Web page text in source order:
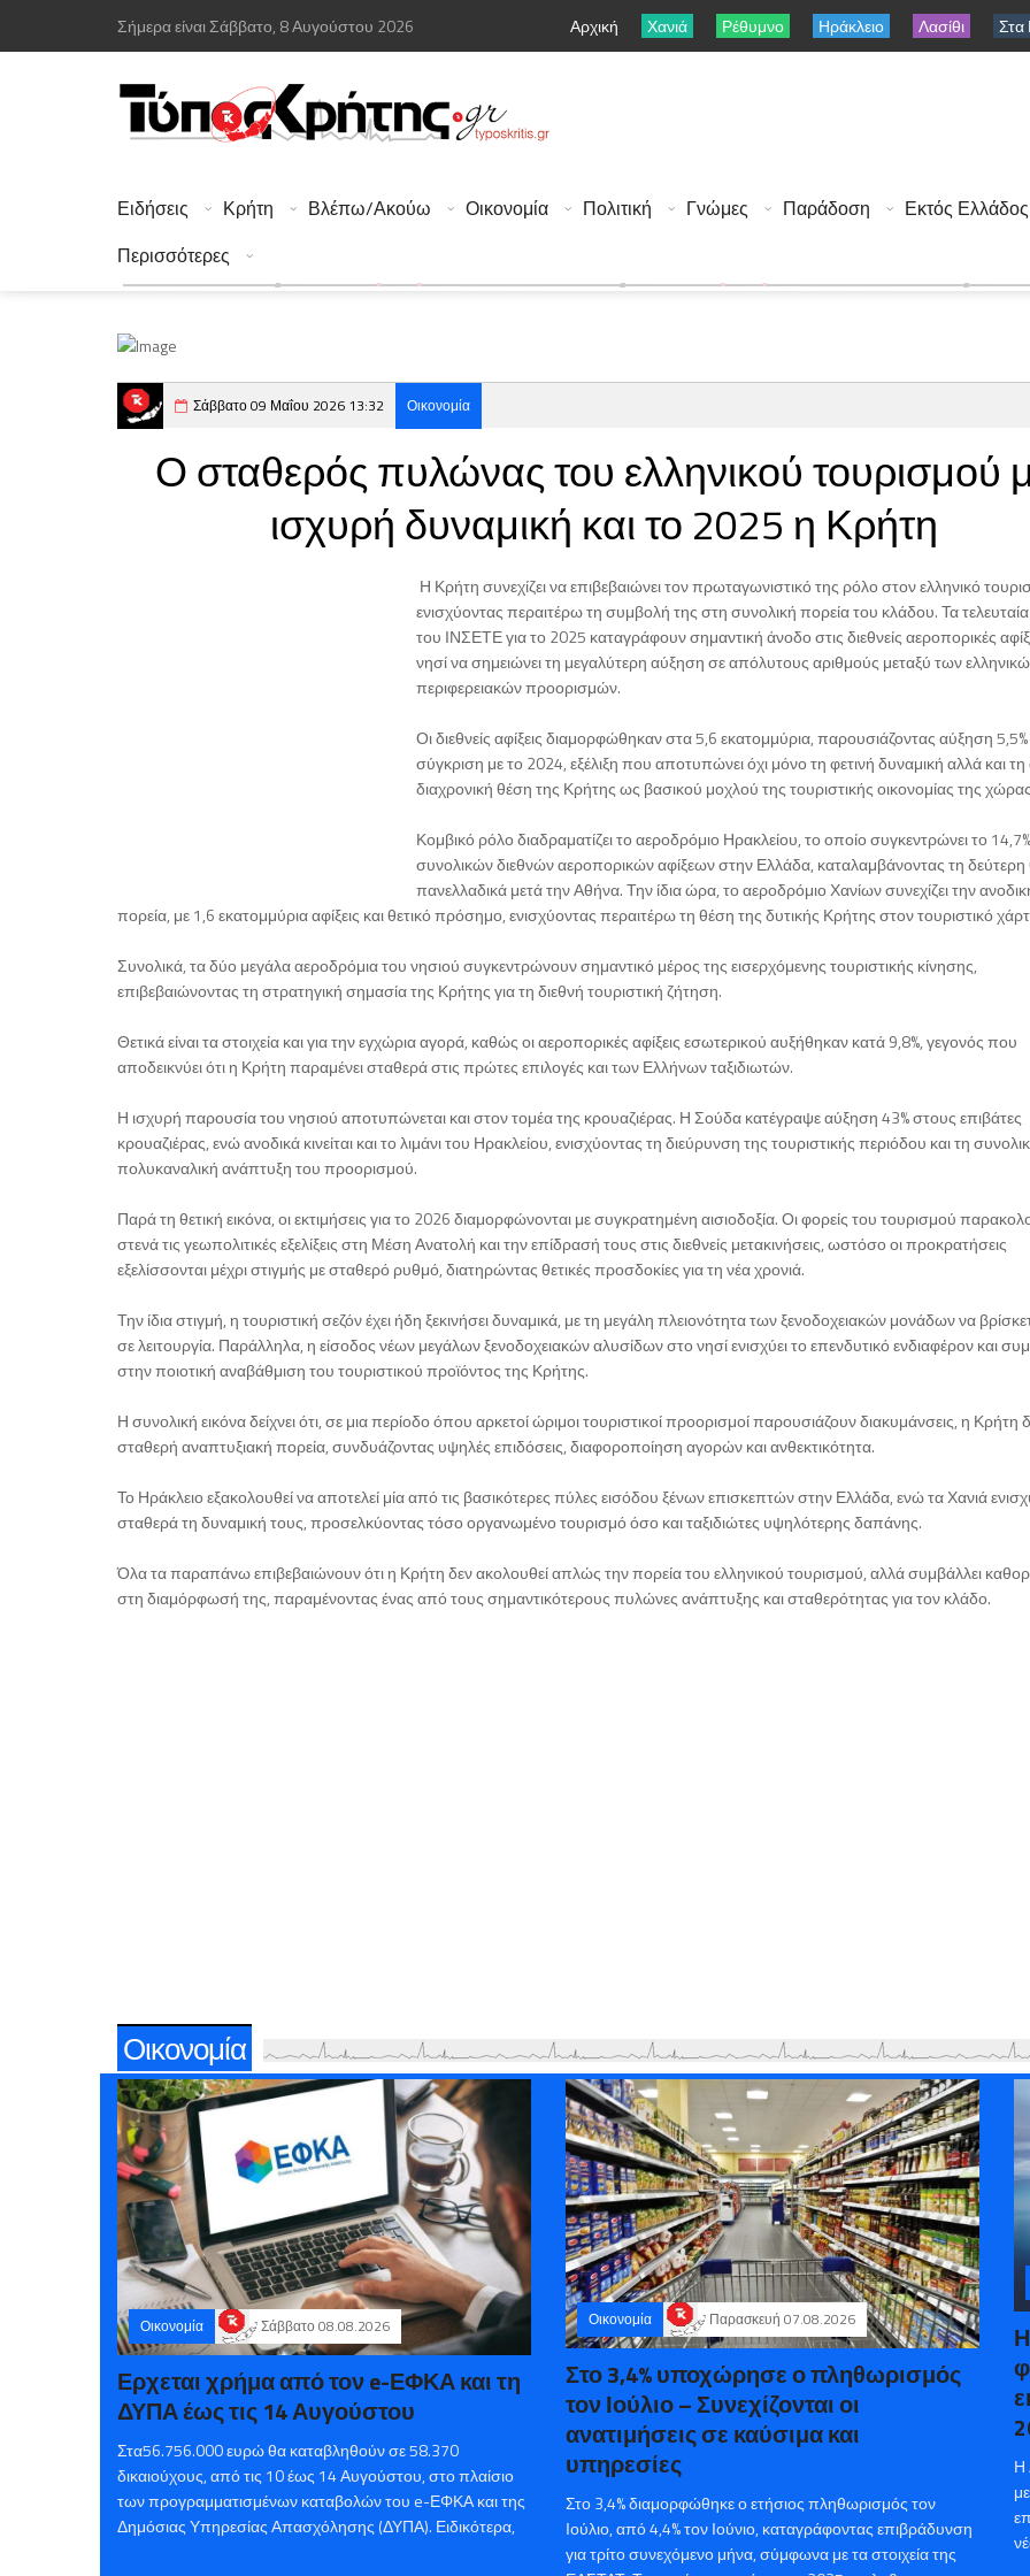
Σήμερα είναι Σάββατο, 8 Αυγούστου 2026 Αρχική Χανιά Ρέθυμνο Ηράκλειο Λασίθι Στα
Ειδήσεις Κρήτη Βλέπω/Ακούω Οικονομία Πολιτική Γνώμες Παράδοση Εκτός Ελλάδος
Περισσότερες
Σάββατο 09 Μαΐου 2026 13:32 Οικονομία
Ο σταθερός πυλώνας του ελληνικού τουρισμού
ισχυρή δυναμική και το 2025 η Κρήτη
Η Κρήτη συνεχίζει να επιβεβαιώνει τον πρωταγωνιστικό της ρόλο στον ελληνικό
ενισχύοντας περαιτέρω τη συμβολή της στη συνολική πορεία του κλάδου. Τα τελευταία
του ΙΝΣΕΤΕ για το 2025 καταγράφουν σημαντική άνοδο στις διεθνείς αεροπορικές
νησί να σημειώνει τη μεγαλύτερη αύξηση σε απόλυτους αριθμούς μεταξύ των
περιφερειακών προορισμών.
Οι διεθνείς αφίξεις διαμορφώθηκαν στα 5,6 εκατομμύρια, παρουσιάζοντας αύξηση
σύγκριση με το 2024, εξέλιξη που αποτυπώνει όχι μόνο τη φετινή δυναμική αλλά και
διαχρονική θέση της Κρήτης ως βασικού μοχλού της τουριστικής οικονομίας της
Κομβικό ρόλο διαδραματίζει το αεροδρόμιο Ηρακλείου, το οποίο συγκεντρώνει το
συνολικών διεθνών αεροπορικών αφίξεων στην Ελλάδα, καταλαμβάνοντας τη
πανελλαδικά μετά την Αθήνα. Την ίδια ώρα, το αεροδρόμιο Χανίων συνεχίζει την
πορεία, με 1,6 εκατομμύρια αφίξεις και θετικό πρόσημο, ενισχύοντας περαιτέρω τη θέση της δυτικής Κρήτης στον τουριστικό
Συνολικά, τα δύο μεγάλα αεροδρόμια του νησιού συγκεντρώνουν σημαντικό μέρος της εισερχόμενης τουριστικής κίνησης,
επιβεβαιώνοντας τη στρατηγική σημασία της Κρήτης για τη διεθνή τουριστική ζήτηση.
Θετικά είναι τα στοιχεία και για την εγχώρια αγορά, καθώς οι αεροπορικές αφίξεις εσωτερικού αυξήθηκαν κατά 9,8%, γεγονός που
αποδεικνύει ότι η Κρήτη παραμένει σταθερά στις πρώτες επιλογές και των Ελλήνων ταξιδιωτών.
Η ισχυρή παρουσία του νησιού αποτυπώνεται και στον τομέα της κρουαζιέρας. Η Σούδα κατέγραψε αύξηση 43% στους επιβάτες
κρουαζιέρας, ενώ ανοδικά κινείται και το λιμάνι του Ηρακλείου, ενισχύοντας τη διεύρυνση της τουριστικής περιόδου και τη
πολυκαναλική ανάπτυξη του προορισμού.
Παρά τη θετική εικόνα, οι εκτιμήσεις για το 2026 διαμορφώνονται με συγκρατημένη αισιοδοξία. Οι φορείς του τουρισμού
στενά τις γεωπολιτικές εξελίξεις στη Μέση Ανατολή και την επίδρασή τους στις διεθνείς μετακινήσεις, ωστόσο οι προκρατήσεις
εξελίσσονται μέχρι στιγμής με σταθερό ρυθμό, διατηρώντας θετικές προσδοκίες για τη νέα χρονιά.
Την ίδια στιγμή, η τουριστική σεζόν έχει ήδη ξεκινήσει δυναμικά, με τη μεγάλη πλειονότητα των ξενοδοχειακών μονάδων να
σε λειτουργία. Παράλληλα, η είσοδος νέων μεγάλων ξενοδοχειακών αλυσίδων στο νησί ενισχύει το επενδυτικό ενδιαφέρον και
στην ποιοτική αναβάθμιση του τουριστικού προϊόντος της Κρήτης.
Η συνολική εικόνα δείχνει ότι, σε μια περίοδο όπου αρκετοί ώριμοι τουριστικοί προορισμοί παρουσιάζουν διακυμάνσεις, η Κρήτη
σταθερή αναπτυξιακή πορεία, συνδυάζοντας υψηλές επιδόσεις, διαφοροποίηση αγορών και ανθεκτικότητα.
Το Ηράκλειο εξακολουθεί να αποτελεί μία από τις βασικότερες πύλες εισόδου ξένων επισκεπτών στην Ελλάδα, ενώ τα Χανιά
σταθερά τη δυναμική τους, προσελκύοντας τόσο οργανωμένο τουρισμό όσο και ταξιδιώτες υψηλότερης δαπάνης.
Όλα τα παραπάνω επιβεβαιώνουν ότι η Κρήτη δεν ακολουθεί απλώς την πορεία του ελληνικού τουρισμού, αλλά συμβάλλει
στη διαμόρφωσή της, παραμένοντας ένας από τους σημαντικότερους πυλώνες ανάπτυξης και σταθερότητας για τον κλάδο.
Οικονομία
Οικονομία Σάββατο 08.08.2026
Ερχεται χρήμα από τον e-ΕΦΚΑ και τη
ΔΥΠΑ έως τις 14 Αυγούστου
Στα56.756.000 ευρώ θα καταβληθούν σε 58.370
δικαιούχους, από τις 10 έως 14 Αυγούστου, στο πλαίσιο
των προγραμματισμένων καταβολών του e-ΕΦΚΑ και της
Δημόσιας Υπηρεσίας Απασχόλησης (ΔΥΠΑ). Ειδικότερα,
Οικονομία Παρασκευή 07.08.2026
Στο 3,4% υποχώρησε ο πληθωρισμός
τον Ιούλιο – Συνεχίζονται οι
ανατιμήσεις σε καύσιμα και
υπηρεσίες
Στο 3,4% διαμορφώθηκε ο ετήσιος πληθωρισμός τον
Ιούλιο, από 4,4% τον Ιούνιο, καταγράφοντας επιβράδυνση
για τρίτο συνεχόμενο μήνα, σύμφωνα με τα στοιχεία της
Η